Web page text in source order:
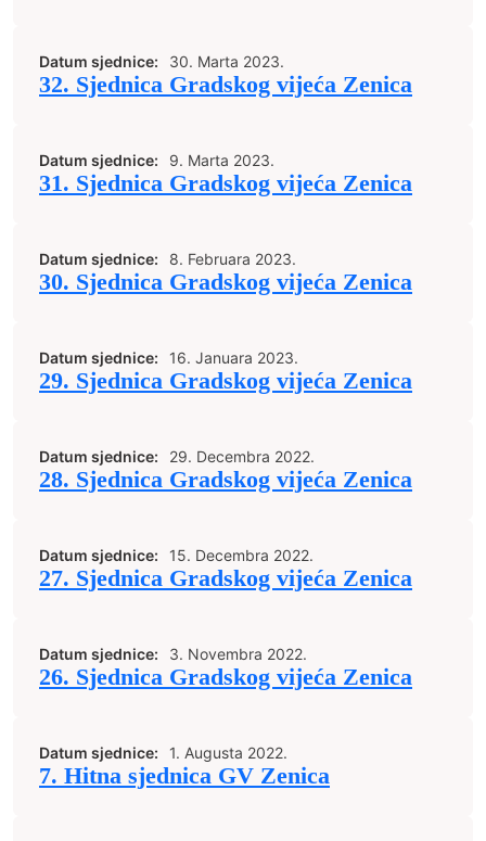
Datum sjednice: 30. Marta 2023.
32. Sjednica Gradskog vijeća Zenica
Datum sjednice: 9. Marta 2023.
31. Sjednica Gradskog vijeća Zenica
Datum sjednice: 8. Februara 2023.
30. Sjednica Gradskog vijeća Zenica
Datum sjednice: 16. Januara 2023.
29. Sjednica Gradskog vijeća Zenica
Datum sjednice: 29. Decembra 2022.
28. Sjednica Gradskog vijeća Zenica
Datum sjednice: 15. Decembra 2022.
27. Sjednica Gradskog vijeća Zenica
Datum sjednice: 3. Novembra 2022.
26. Sjednica Gradskog vijeća Zenica
Datum sjednice: 1. Augusta 2022.
7. Hitna sjednica GV Zenica